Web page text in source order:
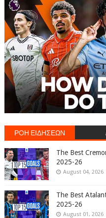
ΡΟΗ ΕΙΔΗΣΕΩΝ
The Best
2025-26
August 04, 2026
The Best
2025-26
August 01, 2026